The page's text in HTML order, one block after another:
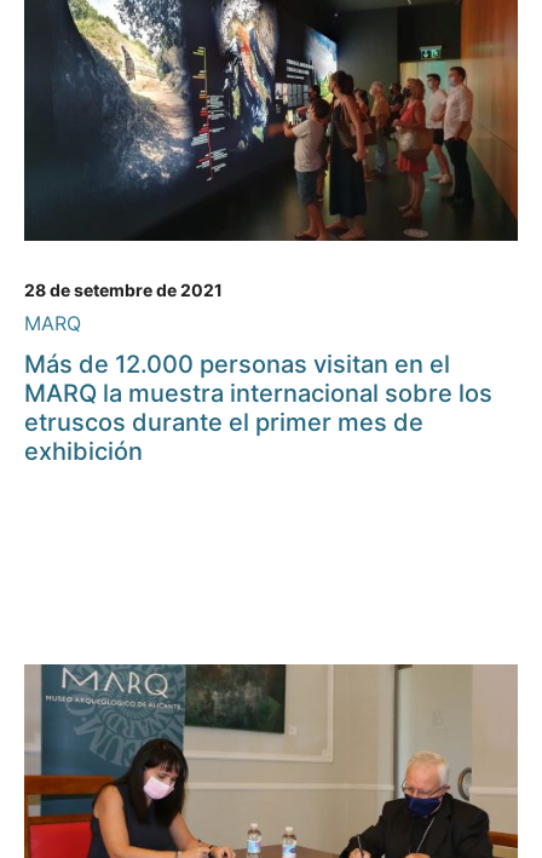
28 de setembre de 2021
MARQ
Más de 12.000 personas visitan en el
MARQ la muestra internacional sobre los
etruscos durante el primer mes de
exhibición